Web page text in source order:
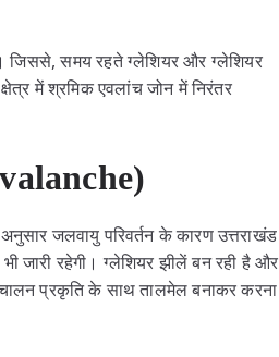
जिससे, समय रहते ग्लेशियर और ग्लेशियर
में श्रमिक एवलांच जोन में निरंतर
अनुसार जलवायु परिवर्तन के कारण उत्तराखंड
जारी रहेगी। ग्लेशियर झीलें बन रही है और
प्रकृति के साथ तालमेल बनाकर करना